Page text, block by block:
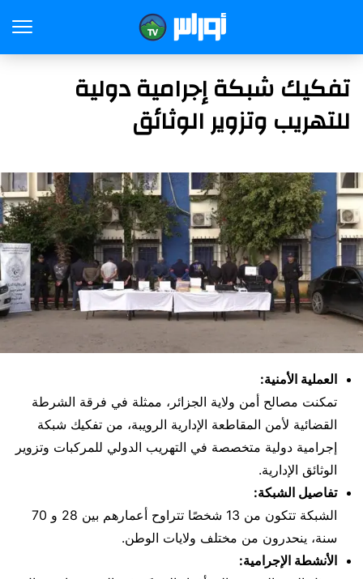
تفكيك شبكة إجرامية دولية
للتهريب وتزوير الوثائق
العملية الأمنية:
تمكنت مصالح أمن ولاية الجزائر، ممثلة في فرقة الشرطة
القضائية لأمن المقاطعة الإدارية الرويبة، من تفكيك شبكة
إجرامية دولية متخصصة في التهريب الدولي للمركبات وتزوير
الوثائق الإدارية.
تفاصيل الشبكة:
الشبكة تتكون من 13 شخصًا تتراوح أعمارهم بين 28 و 70
سنة، ينحدرون من مختلف ولايات الوطن.
الأنشطة الإجرامية: